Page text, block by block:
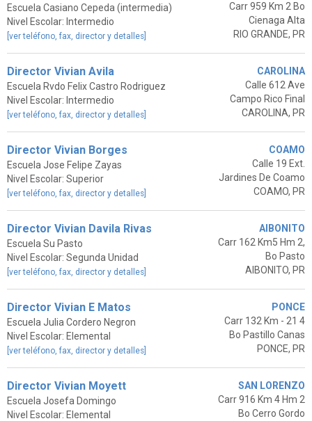
Escuela Casiano Cepeda (intermedia)
Nivel Escolar: Intermedio
[ver teléfono, fax, director y detalles]
Carr 959 Km 2 Bo
Cienaga Alta
RIO GRANDE, PR
Director Vivian Avila
Escuela Rvdo Felix Castro Rodriguez
Nivel Escolar: Intermedio
[ver teléfono, fax, director y detalles]
CAROLINA
Calle 612 Ave
Campo Rico Final
CAROLINA, PR
Director Vivian Borges
Escuela Jose Felipe Zayas
Nivel Escolar: Superior
[ver teléfono, fax, director y detalles]
COAMO
Calle 19 Ext.
Jardines De Coamo
COAMO, PR
Director Vivian Davila Rivas
Escuela Su Pasto
Nivel Escolar: Segunda Unidad
[ver teléfono, fax, director y detalles]
AIBONITO
Carr 162 Km5 Hm 2,
Bo Pasto
AIBONITO, PR
Director Vivian E Matos
Escuela Julia Cordero Negron
Nivel Escolar: Elemental
[ver teléfono, fax, director y detalles]
PONCE
Carr 132 Km - 21 4
Bo Pastillo Canas
PONCE, PR
Director Vivian Moyett
Escuela Josefa Domingo
Nivel Escolar: Elemental
SAN LORENZO
Carr 916 Km 4 Hm 2
Bo Cerro Gordo